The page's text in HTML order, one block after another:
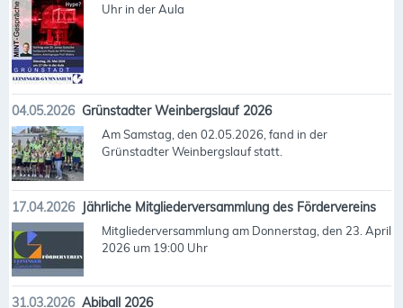
Uhr in der Aula
04.05.2026 Grünstadter Weinbergslauf 2026
Am Samstag, den 02.05.2026, fand in der
Grünstadter Weinbergslauf statt.
17.04.2026 Jährliche Mitgliederversammlung des Fördervereins
Mitgliederversammlung am Donnerstag, den 23. April
2026 um 19:00 Uhr
31.03.2026 Abiball 2026